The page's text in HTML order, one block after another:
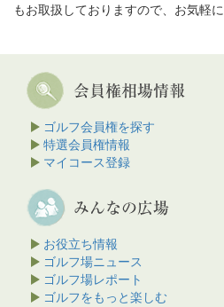
もお取扱しておりますので、お気軽
ゴルフ会員権を探す
特選会員権情報
マイコース登録
お役立ち情報
ゴルフ場ニュース
ゴルフ場レポート
ゴルフをもっと楽しむ